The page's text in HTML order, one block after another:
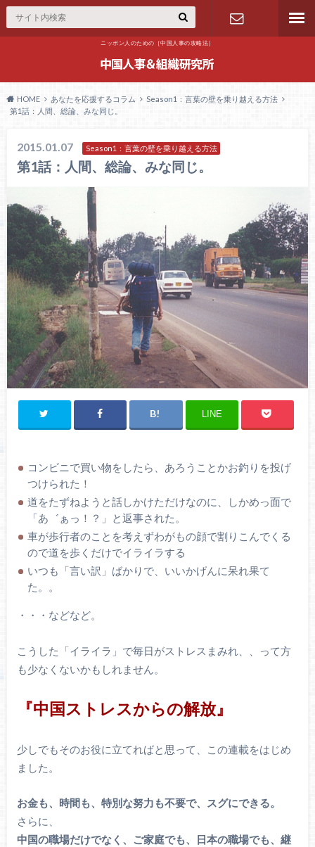
ニッポン人のための［中国人事の攻略法］
HOME あなたを応援するコラム
Season1：言葉の壁を乗り越える方法
第1話：人間、総論、みな同じ。
2015.01.07 Season1：言葉の壁を乗り越える方法
第1話：人間、総論、みな同じ。
LINE
コンビニで買い物をしたら、あろうことかお釣りを投げ
つけられた！
道をたずねようと話しかけただけなのに、しかめっ面で
「あ゛ぁっ！？」と返事された。
車が歩行者のことを考えずわがもの顔で割りこんでくる
ので道を歩くだけでイライラする
いつも「言い訳」ばかりで、いいかげんに呆れ果て
た。。
・・・などなど。
こうした「イライラ」で毎日がストレスまみれ、、って方
も少なくないかもしれません。
『中国ストレスからの解放』
少しでもそのお役に立てればと思って、この連載をはじめ
ました。
お金も、時間も、特別な努力も不要で、スグにできる。
さらに、
中国の職場だけでなく、ご家庭でも、日本の職場でも、継